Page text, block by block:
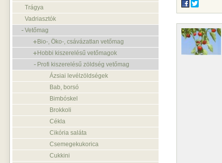
Trágya
Vadriasztók
Vetőmag
Bio-, Öko-, csávázatlan vetőmag
Hobbi kiszerelésű vetőmagok
Profi kiszerelésű zöldség vetőmag
Ázsiai levélzöldségek
Bab, borsó
Bimbóskel
Brokkoli
Cékla
Cikória saláta
Csemegekukorica
Cukkini